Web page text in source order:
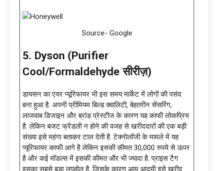
Source- Google
5. Dyson (Purifier
Cool/Formaldehyde सीरीज़)
डायसन का एयर प्यूरिफायर भी इस समय मार्केट में लोगों की पसंद
बना हुआ है. अपनी प्रीमियम बिल्ड क्वालिटी, बेहतरीन सेंसरिंग,
लाजवाब डिजाइन और ब्रांड प्रेस्टीज के कारण यह काफी लोकप्रिय
है. लेकिन बजट फ्रेंडली न होने की वजह से खरीददारों की एक बड़ी
संख्या इसे महंगा बताकर टाल देती है. टेक्नोलॉजी के मामले में यह
प्यूरिफायर काफी आगे है लेकिन इसकी कीमत 30,000 रुपये से ऊपर
है और कई मॉडल्स में इसकी कीमत और भी ज्यादा है. प्राइस टैग
इसका सबसे बड़ा लूपहोल है, जिसके कारण आम आदमी इसे खरीद